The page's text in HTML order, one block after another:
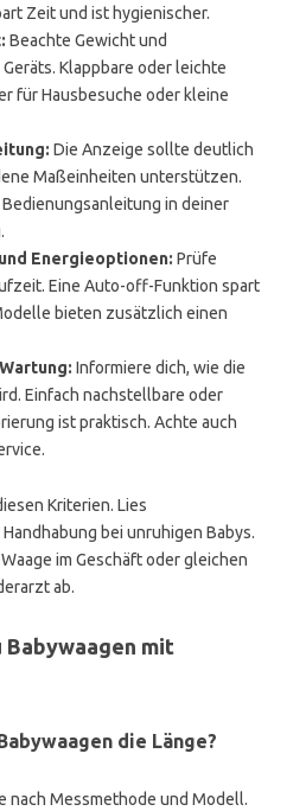
Zeit und ist hygienischer.
Beachte Gewicht und
Klappbare oder leichte
für Hausbesuche oder kleine
Die Anzeige sollte deutlich
Maßeinheiten unterstützen.
in deiner
Energieoptionen: Prüfe
Eine Auto-off-Funktion spart
bieten zusätzlich einen
Informiere dich, wie die
Einfach nachstellbare oder
ist praktisch. Achte auch
Kriterien. Lies
bei unruhigen Babys.
im Geschäft oder gleichen
ab.
Babywaagen mit
die Länge?
nach Messmethode und Modell.